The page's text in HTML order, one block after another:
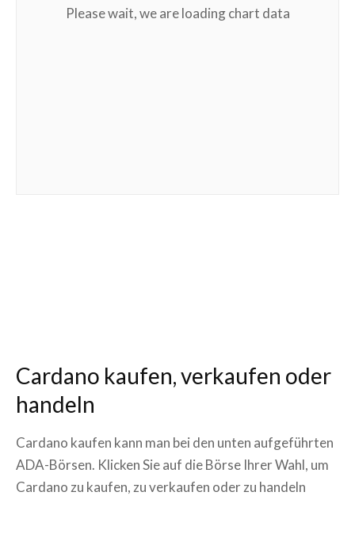
Please wait, we are loading chart data
Cardano kaufen, verkaufen oder
handeln
Cardano kaufen kann man bei den unten aufgeführten
ADA-Börsen. Klicken Sie auf die Börse Ihrer Wahl, um
Cardano zu kaufen, zu verkaufen oder zu handeln